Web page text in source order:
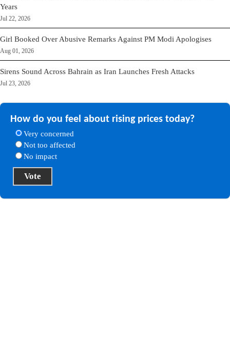
Years
Jul 22, 2026
Girl Booked Over Abusive Remarks Against PM Modi Apologises
Aug 01, 2026
Sirens Sound Across Bahrain as Iran Launches Fresh Attacks
Jul 23, 2026
How do you feel about rising prices today?
Very concerned
Not too affected
No impact